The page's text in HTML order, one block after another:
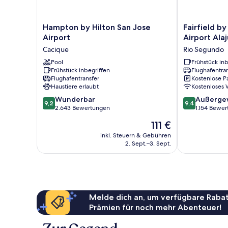
Hampton
by
Hilton
San
Jose
Airport
Cacique
Hampton by Hilton San Jose
Airport
Cacique
Pool
Frühstück inbegriffen
Flughafentransfer
Haustiere erlaubt
9.2
von
9,2 Wunderbar
2.643 Bewertungen
Der
Preis
beträgt
111 €
inkl. Steuern & Gebühren
2. Sept.–3. Sept.
Fairfield
by
Marriott
San
Jose
Airport
Alajuela
Rio
Segundo
Fairfield
Airport
Rio Segundo
Frühstück
Kostenlose
Kostenloses
9.4
von
9,4
1.154
Melde dich an, um verfügbare
Prämien für noch mehr Abenteuer!